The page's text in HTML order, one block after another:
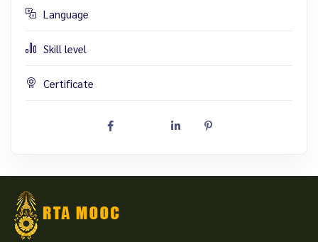
Language
Skill level
Certificate